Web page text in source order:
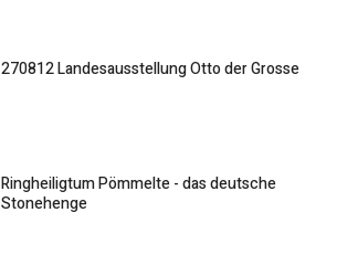
270812 Landesausstellung Otto der Grosse
Ringheiligtum Pömmelte - das deutsche
Stonehenge